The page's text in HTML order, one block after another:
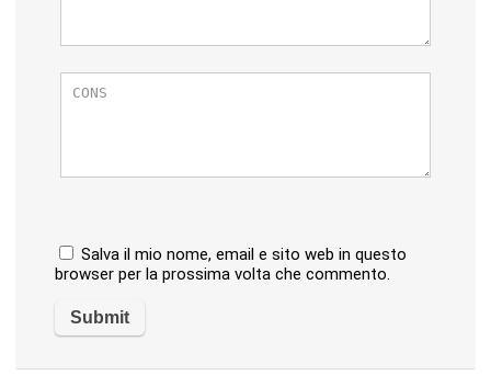
Salva il mio nome, email e sito web in questo
browser per la prossima volta che commento.